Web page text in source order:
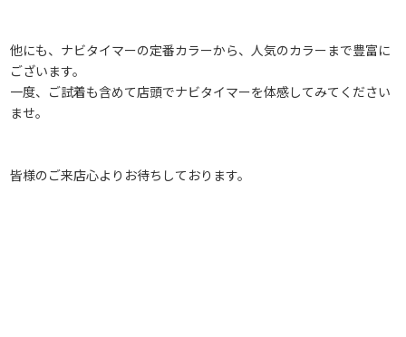
他にも、ナビタイマーの定番カラーから、人気のカラーまで豊富に
ございます。
一度、ご試着も含めて店頭でナビタイマーを体感してみてください
ませ。
皆様のご来店心よりお待ちしております。